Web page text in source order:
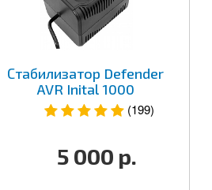
Стабилизатор Defender
AVR Inital 1000
(199)
5 000 р.